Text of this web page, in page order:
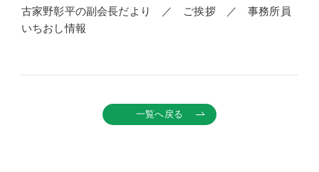
古家野彰平の副会長だより ／ ご挨拶 ／ 事務所員
いちおし情報
一覧へ戻る